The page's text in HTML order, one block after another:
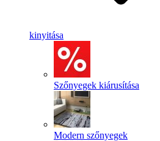
kinyitása
Szőnyegek kiárusítása
Modern szőnyegek